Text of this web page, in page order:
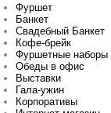
Фуршет
Банкет
Свадебный Банкет
Кофе-брейк
Фуршетные наборы
Обеды в офис
Выставки
Гала-ужин
Корпоративы